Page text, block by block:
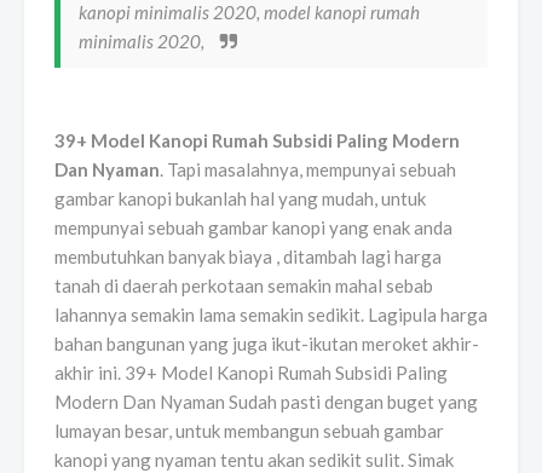
kanopi minimalis 2020, model kanopi rumah
minimalis 2020,
39+ Model Kanopi Rumah Subsidi Paling Modern
Dan Nyaman. Tapi masalahnya, mempunyai sebuah
gambar kanopi bukanlah hal yang mudah, untuk
mempunyai sebuah gambar kanopi yang enak anda
membutuhkan banyak biaya , ditambah lagi harga
tanah di daerah perkotaan semakin mahal sebab
lahannya semakin lama semakin sedikit. Lagipula harga
bahan bangunan yang juga ikut-ikutan meroket akhir-
akhir ini. 39+ Model Kanopi Rumah Subsidi Paling
Modern Dan Nyaman Sudah pasti dengan buget yang
lumayan besar, untuk membangun sebuah gambar
kanopi yang nyaman tentu akan sedikit sulit. Simak